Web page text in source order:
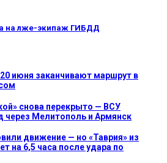
на лже-экипаж ГИБДД
июня заканчивают маршрут в
снова перекрыто — ВСУ
через Мелитополь и Армянск
движение — но «Таврия» из
на 6,5 часа после удара по